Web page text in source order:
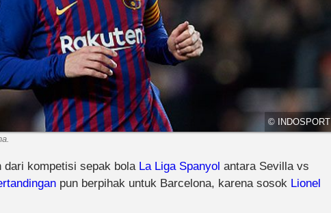
© INDOSPORT
dari kompetisi sepak bola La Liga Spanyol antara Sevilla vs
pun berpihak untuk Barcelona, karena sosok Lionel